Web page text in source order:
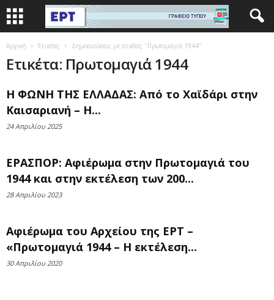
Αρχική Ετικέτες Δημοσιεύσεις με ετικέτες "Πρωτομαγιά 1944"
Ετικέτα: Πρωτομαγιά 1944
Η ΦΩΝΗ ΤΗΣ ΕΛΛΑΔΑΣ: Από το Χαϊδάρι στην
Καισαριανή – Η...
24 Απριλίου 2025
ΕΡΑΣΠΟΡ: Αφιέρωμα στην Πρωτομαγιά του
1944 και στην εκτέλεση των 200...
28 Απριλίου 2023
Αφιέρωμα του Αρχείου της ΕΡΤ –
«Πρωτομαγιά 1944 – Η εκτέλεση...
30 Απριλίου 2020